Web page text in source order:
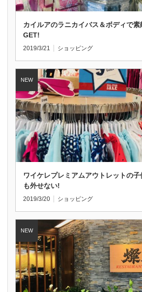
カイルアのラニカイバス＆ボディで
GET!
2019/3/21 ショッピング
ワイケレプレミアムアウトレットの
も外せない!
2019/3/20 ショッピング